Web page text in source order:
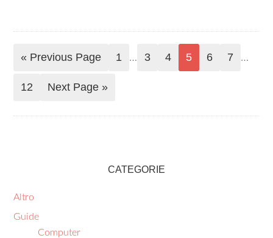
« Previous Page 1 … 3 4 5 6 7 …
12 Next Page »
CATEGORIE
Altro
Guide
Computer